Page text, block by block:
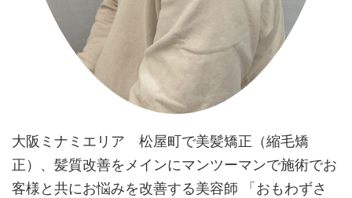
大阪ミナミエリア 松屋町で美髪矯正（縮毛矯
正）、髪質改善をメインにマンツーマンで施術でお
客様と共にお悩みを改善する美容師 「おもわずさ